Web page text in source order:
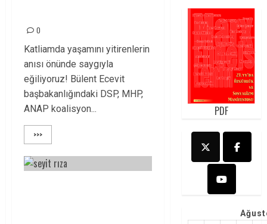
0
Katliamda yaşamını yitirenlerin
anısı önünde saygıyla
eğiliyoruz! Bülent Ecevit
başbakanlığındaki DSP, MHP,
ANAP koalisyon...
>>>
PDF